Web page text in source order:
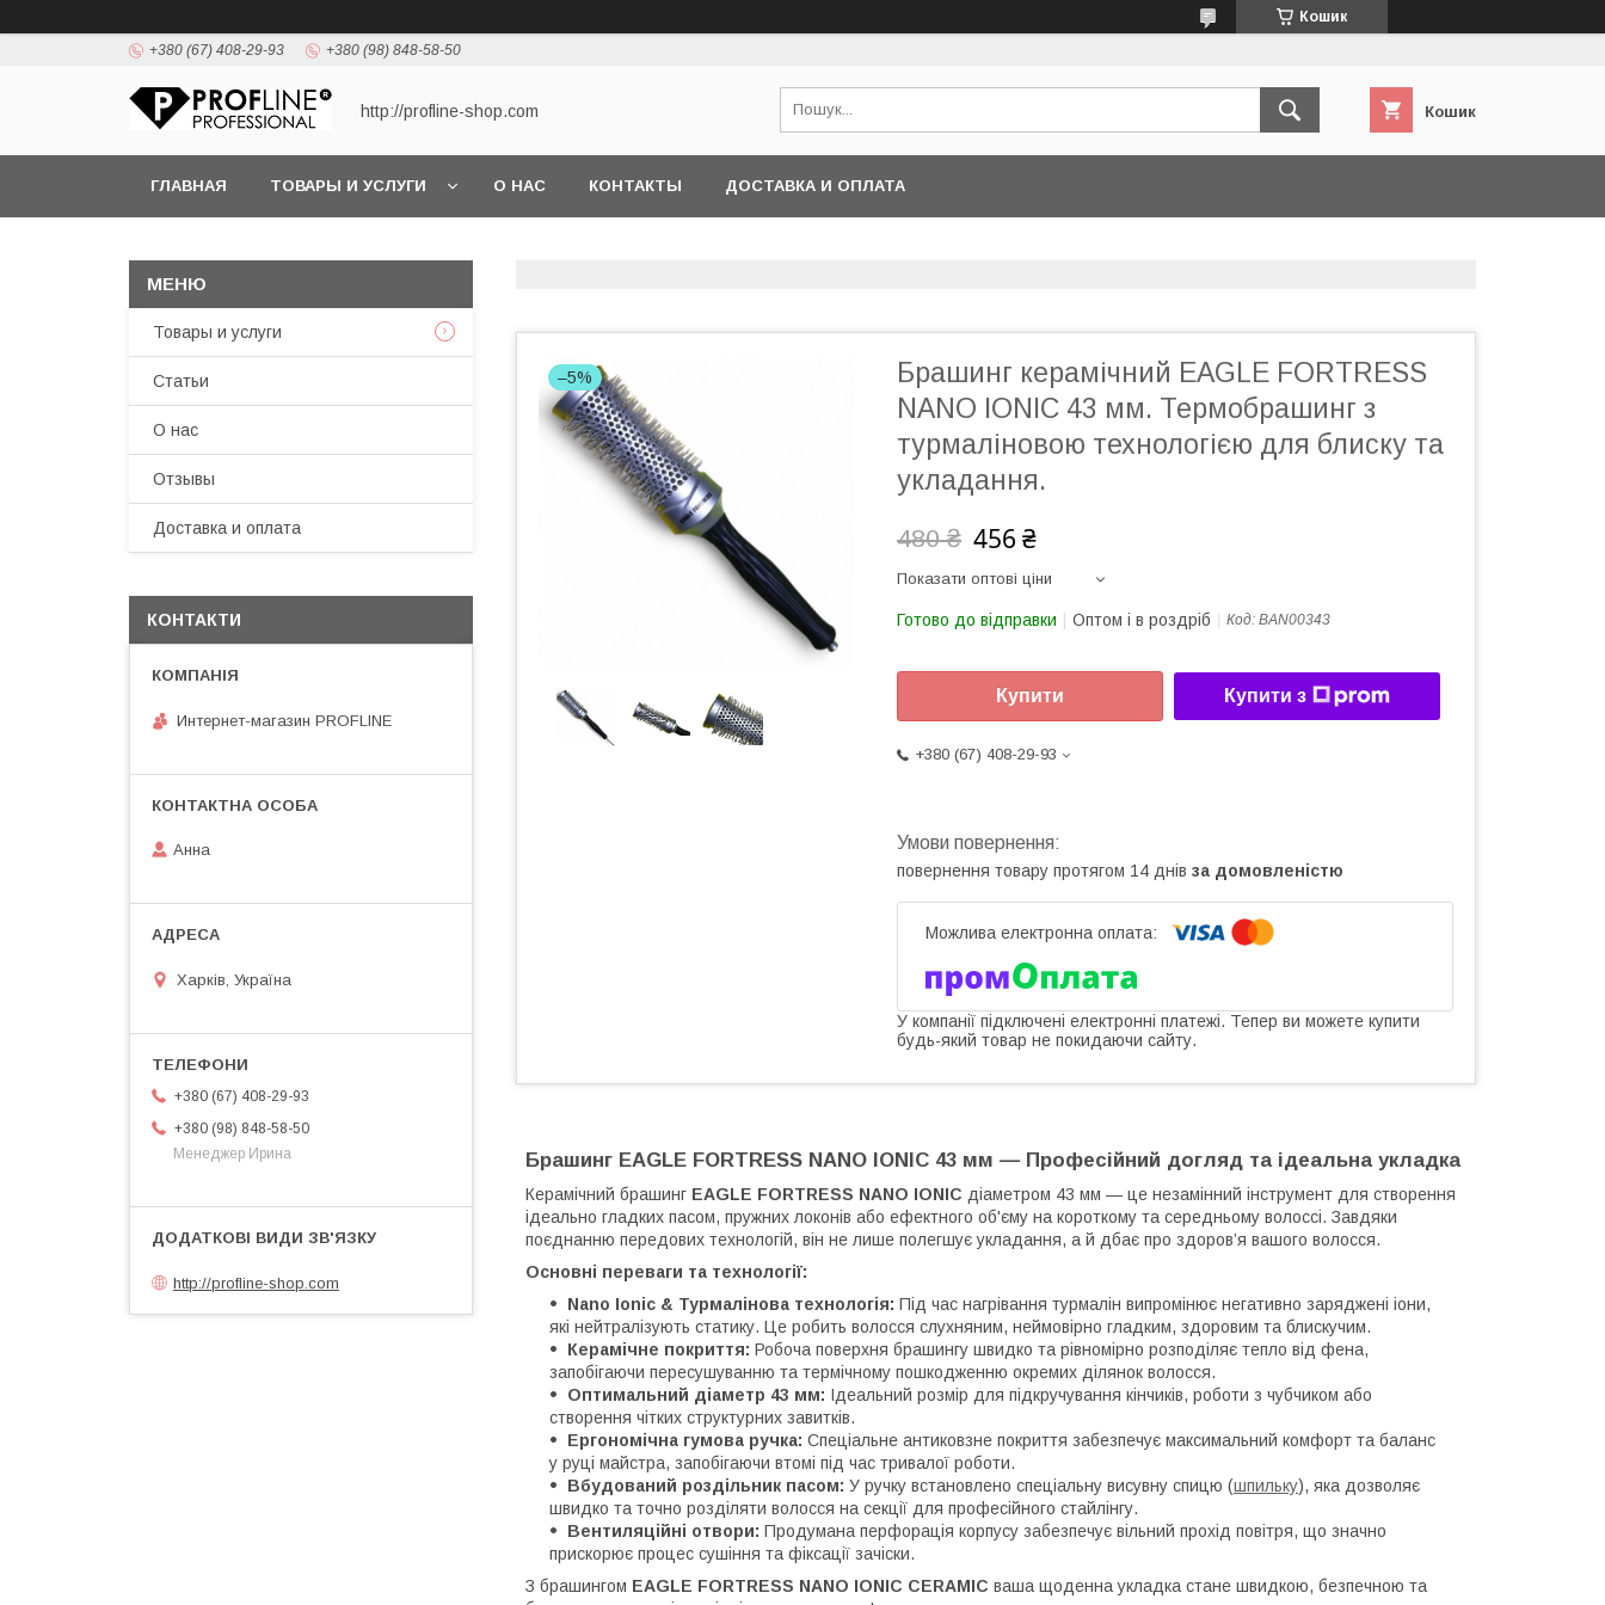
Кошик
+380 (67) 408-29-93 +380 (98) 848-58-50
http://profline-shop.com Кошик
ГЛАВНАЯ ТОВАРЫ И УСЛУГИ О НАС КОНТАКТЫ ДОСТАВКА И ОПЛАТА
–5%
Брашинг керамічний EAGLE FORTRESS
NANO IONIC 43 мм. Термобрашинг з
турмаліновою технологією для блиску та
укладання.
480 ₴ 456 ₴
Показати оптові ціни
Готово до відправки Оптом і в роздріб Код: BAN00343
Купити Купити з
+380 (67) 408-29-93
повернення товару протягом 14 днів за домовленістю
У компанії підключені електронні платежі. Тепер ви можете купити
будь-який товар не покидаючи сайту.
Брашинг EAGLE FORTRESS NANO IONIC 43 мм — Професійний догляд та ідеальна укладка
​Керамічний брашинг EAGLE FORTRESS NANO IONIC діаметром 43 мм — це незамінний інструмент для створення
ідеально гладких пасом, пружних локонів або ефектного об'єму на короткому та середньому волоссі. Завдяки
поєднанню передових технологій, він не лише полегшує укладання, а й дбає про здоров’я вашого волосся.
Основні переваги та технології:
Nano Ionic & Турмалінова технологія: Під час нагрівання турмалін випромінює негативно заряджені іони,
які нейтралізують статику. Це робить волосся слухняним, неймовірно гладким, здоровим та блискучим.
Керамічне покриття: Робоча поверхня брашингу швидко та рівномірно розподіляє тепло від фена,
запобігаючи пересушуванню та термічному пошкодженню окремих ділянок волосся.
Оптимальний діаметр 43 мм: Ідеальний розмір для підкручування кінчиків, роботи з чубчиком або
створення чітких структурних завитків.
Ергономічна гумова ручка: Спеціальне антиковзне покриття забезпечує максимальний комфорт та баланс
у руці майстра, запобігаючи втомі під час тривалої роботи.
Вбудований роздільник пасом: У ручку встановлено спеціальну висувну спицю (шпильку), яка дозволяє
швидко та точно розділяти волосся на секції для професійного стайлінгу.
Вентиляційні отвори: Продумана перфорація корпусу забезпечує вільний прохід повітря, що значно
прискорює процес сушіння та фіксації зачіски.
​З брашингом EAGLE FORTRESS NANO IONIC CERAMIC ваша щоденна укладка стане швидкою, безпечною та
Товары и услуги
Статьи
О нас
Отзывы
Доставка и оплата
КОНТАКТИ
Интернет-магазин PROFLINE
Анна
Харків, Україна
+380 (67) 408-29-93
+380 (98) 848-58-50
Менеджер Ирина
http://profline-shop.com